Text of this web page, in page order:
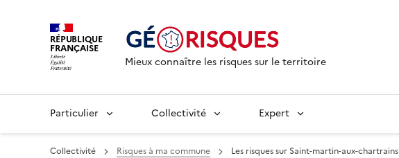
RÉPUBLIQUE
FRANÇAISE
Mieux connaître les risques sur le territoire
Particulier Collectivité Expert
Collectivité Risques à ma commune Les risques sur Saint-martin-aux-chartrains